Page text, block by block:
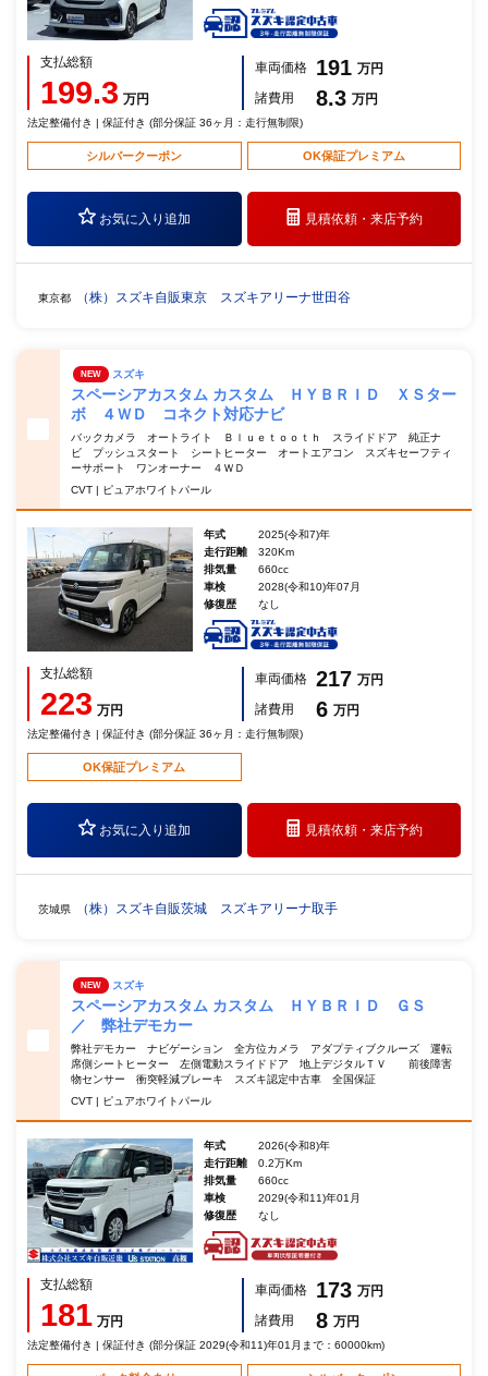
支払総額
199.3 万円
車両価格 191 万円
諸費用
8.3 万円
法定整備付き | 保証付き (部分保証 36ヶ月：走行無制限)
シルバークーポン OK保証プレミアム
お気に入り追加 見積依頼・来店予約
東京都 （株）スズキ自販東京 スズキアリーナ世田谷
NEW スズキ
スペーシアカスタム カスタム ＨＹＢＲＩＤ ＸＳター
ボ ４ＷＤ コネクト対応ナビ
バックカメラ オートライト Ｂｌｕｅｔｏｏｔｈ スライドドア 純正ナ
ビ プッシュスタート シートヒーター オートエアコン スズキセーフティ
ーサポート ワンオーナー ４ＷＤ
CVT | ピュアホワイトパール
年式
2025(令和7)年
走行距離
320Km
排気量
660cc
車検
2028(令和10)年07月
修復歴
なし
支払総額
223 万円
車両価格 217 万円
諸費用
6 万円
法定整備付き | 保証付き (部分保証 36ヶ月：走行無制限)
OK保証プレミアム
お気に入り追加 見積依頼・来店予約
茨城県 （株）スズキ自販茨城 スズキアリーナ取手
NEW スズキ
スペーシアカスタム カスタム ＨＹＢＲＩＤ ＧＳ
／ 弊社デモカー
弊社デモカー ナビゲーション 全方位カメラ アダプティブクルーズ 運転
席側シートヒーター 左側電動スライドドア 地上デジタルＴＶ 前後障害
物センサー 衝突軽減ブレーキ スズキ認定中古車 全国保証
CVT | ピュアホワイトパール
年式
2026(令和8)年
走行距離
0.2万Km
排気量
660cc
車検
2029(令和11)年01月
修復歴
なし
支払総額
181 万円
車両価格 173 万円
諸費用
8 万円
法定整備付き | 保証付き (部分保証 2029(令和11)年01月まで：60000km)